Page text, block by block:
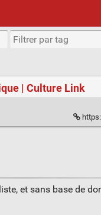
| Culture Link
https://
et sans base de